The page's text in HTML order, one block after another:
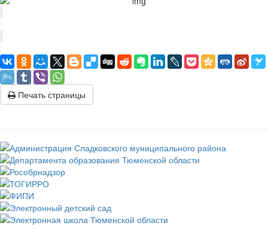
Печать страницы